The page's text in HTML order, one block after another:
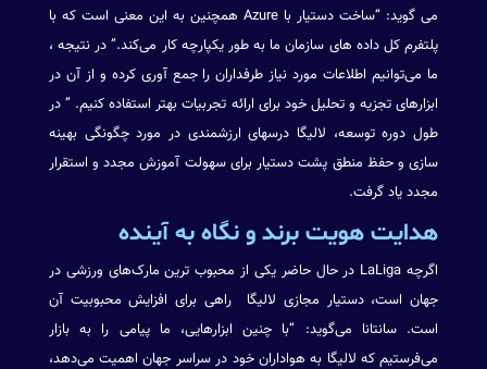
می گوید: “ساخت دستیار با Azure همچنین به این معنی است که با
پلتفرم کل داده های سازمان ما به طور یکپارچه کار می‌کند.” در نتیجه ،
ما می‌توانیم اطلاعات مورد نیاز طرفداران را جمع آوری کرده و از آن در
ابزارهای تجزیه و تحلیل خود برای ارائه تجربیات بهتر استفاده کنیم. ” در
طول دوره توسعه، لالیگا درسهای ارزشمندی در مورد چگونگی بهینه
سازی و حفظ منطق پشت دستیار برای سهولت آموزش مجدد و استقرار
مجدد یاد گرفت.
هدایت هویت برند و نگاه به آینده
اگرچه LaLiga در حال حاضر یکی از محبوب ترین مارک‌های ورزشی در
جهان است، دستیار مجازی لالیگا راهی برای افزایش محبوبیت آن
است. سانتانا می‌گوید: “با چنین ابزارهایی، ما پیامی را به بازار
می‌فرستیم که لالیگا به هواداران خود در سراسر جهان اهمیت می‌دهد،